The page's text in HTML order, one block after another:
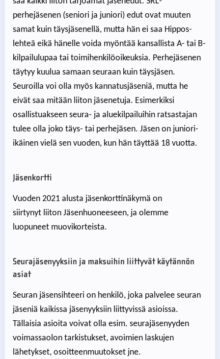
perhejäsenen (seniori ja juniori) edut ovat muuten
samat kuin täysjäsenellä, mutta hän ei saa Hippos-
lehteä eikä hänelle voida myöntää kansallista A- tai B-
kilpailulupaa tai toimihenkilöoikeuksia. Perhejäsenen
täytyy kuulua samaan seuraan kuin täysjäsen.
Seuroilla voi olla myös kannatusjäseniä, mutta he
eivät saa mitään liiton jäsenetuja. Esimerkiksi
osallistuakseen seura- ja aluekilpailuihin ratsastajan
tulee olla joko täys- tai perhejäsen. Jäsen on juniori-
ikäinen vielä sen vuoden, kun hän täyttää 18 vuotta.
Jäsenkortti
Vuoden 2021 alusta jäsenkorttinäkymä on
siirtynyt liiton Jäsenhuoneeseen, ja olemme
luopuneet muovikorteista.
Seurajäsenyyksiin ja maksuihin liittyvät käytännön
asiat
Seuran jäsensihteeri on henkilö, joka palvelee seuran
jäseniä kaikissa jäsenyyksiin liittyvissä asioissa.
Tällaisia asioita voivat olla esim. seurajäsenyyden
voimassaolon tarkistukset, avoimien laskujen
lähetykset, osoitteenmuutokset jne.